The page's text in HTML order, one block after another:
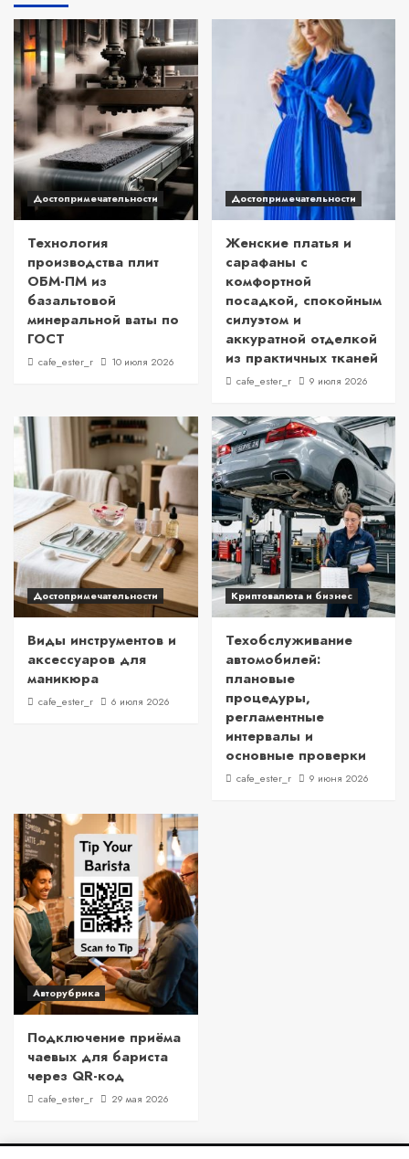
Достопримечательности
Технология
производства плит
ОБМ-ПМ из
базальтовой
минеральной ваты по
ГОСТ
cafe_ester_r 10 июля 2026
Достопримечательности
Женские платья и
сарафаны с
комфортной
посадкой, спокойным
силуэтом и
аккуратной отделкой
из практичных тканей
cafe_ester_r 9 июля 2026
Достопримечательности
Виды инструментов и
аксессуаров для
маникюра
cafe_ester_r 6 июля 2026
Криптовалюта и бизнес
Техобслуживание
автомобилей:
плановые
процедуры,
регламентные
интервалы и
основные проверки
cafe_ester_r 9 июня 2026
Авторубрика
Подключение приёма
чаевых для бариста
через QR-код
cafe_ester_r 29 мая 2026